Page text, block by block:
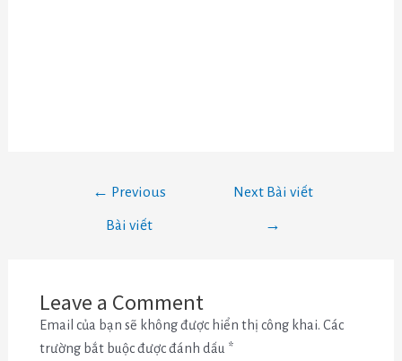
← Previous
Bài viết
Next Bài viết
→
Leave a Comment
Email của bạn sẽ không được hiển thị công khai. Các
trường bắt buộc được đánh dấu *